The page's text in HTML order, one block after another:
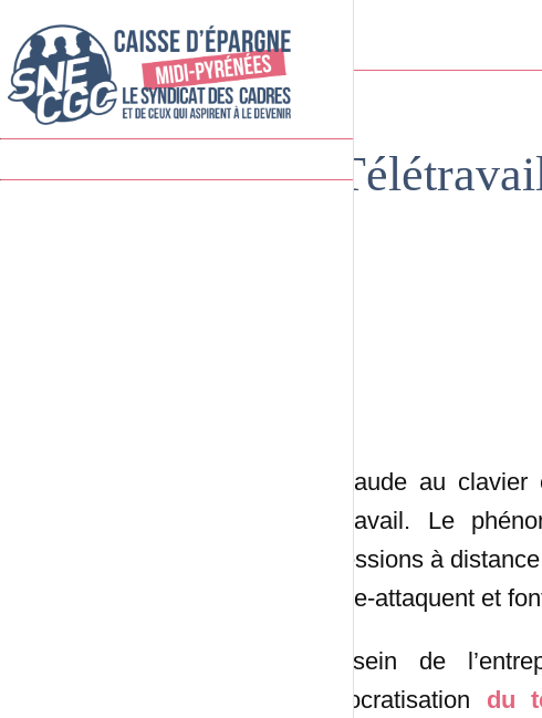
La fraude au
télétravail. Le
professions à
contre-attaquent et
Au sein de
démocratisation du